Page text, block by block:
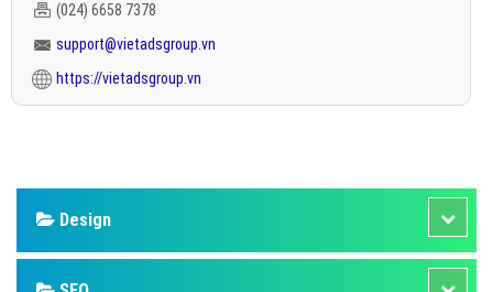
(024) 6658 7378
support@vietadsgroup.vn
https://vietadsgroup.vn